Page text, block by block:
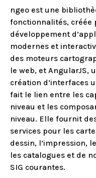
ngeo est une
fonctionnalités,
développement
modernes et
des moteurs
le web, et AngularJS,
création d’interfaces
fait le lien entre les
niveau et les
niveau. Elle fournit
services pour les
dessin, l’impression,
les catalogues et de
SIG courantes.